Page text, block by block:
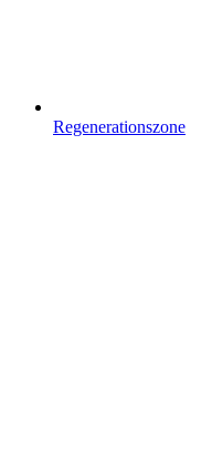
Regenerationszone